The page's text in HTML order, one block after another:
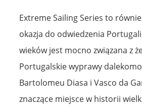
Extreme Sailing Series to
okazja do odwiedzenia
wieków jest mocno związana z
Portugalskie wyprawy
Bartolomeu Diasa i Vasco da
znaczące miejsce w historii